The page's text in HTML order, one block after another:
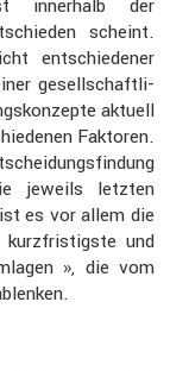
inner­halb der
scheint.
entschie­dener
gesell­schaft­li­
aktuell
Faktoren.
jeweils letzten
es vor allem die
kurzfris­tigste und
», die vom